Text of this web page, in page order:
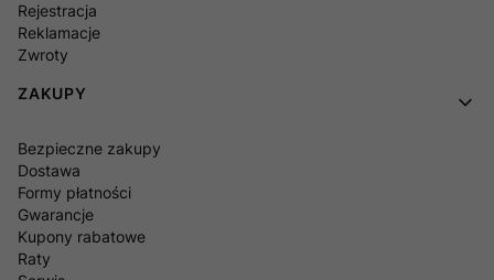
Rejestracja
Reklamacje
Zwroty
ZAKUPY
Bezpieczne zakupy
Dostawa
Formy płatności
Gwarancje
Kupony rabatowe
Raty